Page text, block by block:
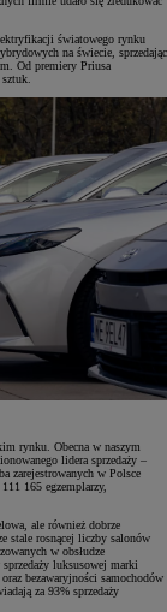
światowego rynku
na świecie, sprzedając
Od premiery Priusa
rynku. Obecna w naszym
lidera sprzedaży –
zarejestrowanych w Polsce
165 egzemplarzy,
ale również dobrze
stale rosnącej liczby salonów
w obsłudze
luksusowej marki
bezawaryjności samochodów
za 93% sprzedaży